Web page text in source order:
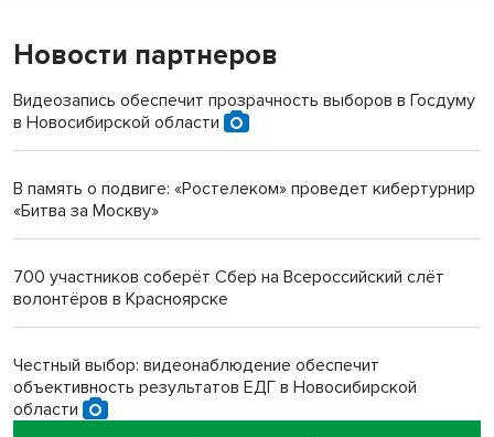
«Мы живём на пастбище!»: в новосибирском селе лошади
терроризируют жителей
Инвалид получил условный срок за избиение врачей
Новосибирский преподаватель с женой вошли в топ-16
Обновлённое отделение ВТБ открылось в Искитиме
Новости партнеров
Видеозапись обеспечит прозрачность выборов в Госдуму
в Новосибирской области
В память о подвиге: «Ростелеком» проведет кибертурнир
«Битва за Москву»
700 участников соберёт Сбер на Всероссийский слёт
волонтёров в Красноярске
Честный выбор: видеонаблюдение обеспечит
объективность результатов ЕДГ в Новосибирской
области